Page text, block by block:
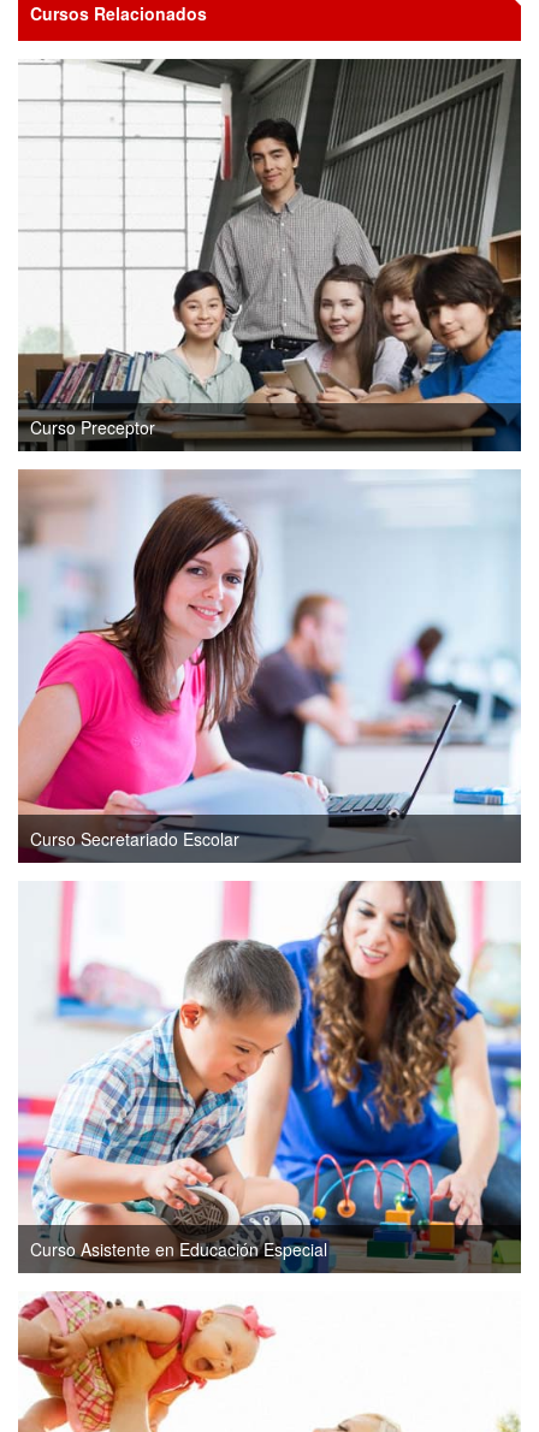
Cursos Relacionados
Curso Preceptor
Curso Secretariado Escolar
Curso Asistente en Educación Especial